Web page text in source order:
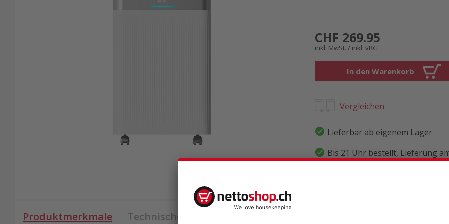
CHF 269.95
inkl. MwSt. / inkl. vRG
In den Warenkorb
Vergleichen
Lieferbar ab eigenem Lager
Bis 21 Uhr bestellt, Lieferung
Produktmerkmale Technische Daten